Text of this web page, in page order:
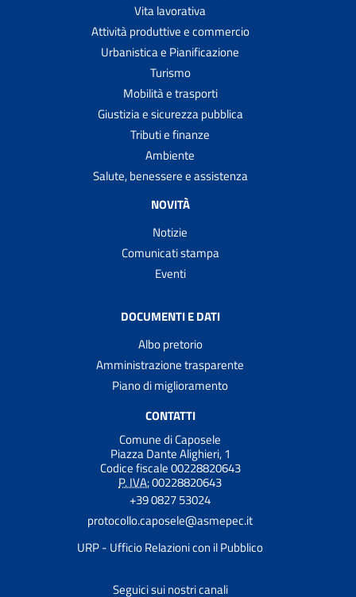
Vita lavorativa
Attività produttive e commercio
Urbanistica e Pianificazione
Turismo
Mobilità e trasporti
Giustizia e sicurezza pubblica
Tributi e finanze
Ambiente
Salute, benessere e assistenza
NOVITÀ
Notizie
Comunicati stampa
Eventi
DOCUMENTI E DATI
Albo pretorio
Amministrazione trasparente
Piano di miglioramento
CONTATTI
Comune di Caposele
Piazza Dante Alighieri, 1
Codice fiscale 00228820643
P. IVA:00228820643
+39 0827 53024
protocollo.caposele@asmepec.it
URP - Ufficio Relazioni con il Pubblico
Seguici sui nostri canali